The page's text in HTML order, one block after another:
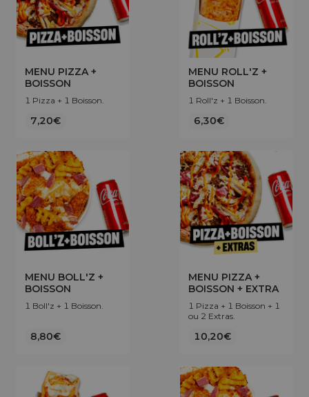
MENU PIZZA +
BOISSON
1 Pizza + 1 Boisson.
7,20€
MENU ROLL'Z +
BOISSON
1 Roll'z + 1 Boisson.
6,30€
MENU BOLL'Z +
BOISSON
1 Boll'z + 1 Boisson.
8,80€
MENU PIZZA +
BOISSON + EXTRA
1 Pizza + 1 Boisson + 1
ou 2 Extras.
10,20€